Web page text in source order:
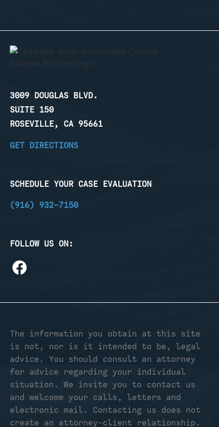
3009 DOUGLAS BLVD.
SUITE 150
ROSEVILLE, CA 95661
GET DIRECTIONS
SCHEDULE YOUR CASE EVALUATION
(916) 932-7150
FOLLOW US ON:
The information you obtain at this site
is not, nor is it intended to be, legal
advice. You should consult an attorney
for advice regarding your individual
situation. We invite you to contact us
and welcome your calls, letters and
electronic mail. Contacting us does not
create an attorney-client relationship.